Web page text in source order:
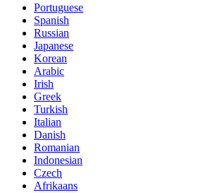
Portuguese
Spanish
Russian
Japanese
Korean
Arabic
Irish
Greek
Turkish
Italian
Danish
Romanian
Indonesian
Czech
Afrikaans